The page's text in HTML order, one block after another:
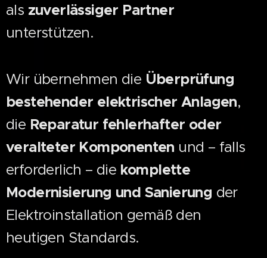
als zuverlässiger Partner
unterstützen.
Wir übernehmen die Überprüfung
bestehender elektrischer Anlagen,
die Reparatur fehlerhafter oder
veralteter Komponenten und – falls
erforderlich – die komplette
Modernisierung und Sanierung der
Elektroinstallation gemäß den
heutigen Standards.